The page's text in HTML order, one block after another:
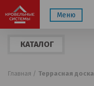
Меню
КАТАЛОГ
Главная / Террасная